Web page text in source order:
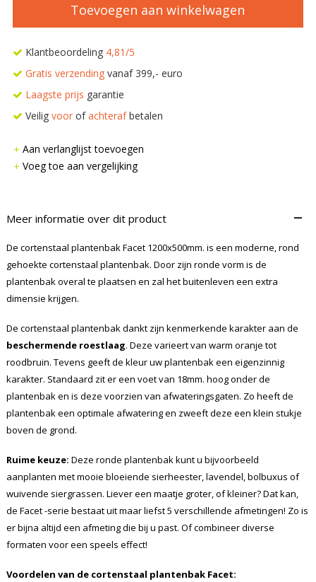
Toevoegen aan winkelwagen
Klantbeoordeling 4,81/5
Gratis verzendingvanaf 399,- euro
Laagste prijs garantie
Veilig voorofachterafbetalen
Aan verlanglijst toevoegen
Voeg toe aan vergelijking
Meer informatie over dit product –
De cortenstaal plantenbak Facet 1200x500mm. is een moderne, rond
gehoekte cortenstaal plantenbak. Door zijn ronde vorm is de
plantenbak overal te plaatsen en zal het buitenleven een extra
dimensie krijgen.
De cortenstaal plantenbak dankt zijn kenmerkende karakter aan de
beschermende roestlaag. Deze varieert van warm oranje tot
roodbruin. Tevens geeft de kleur uw plantenbak een eigenzinnig
karakter. Standaard zit er een voet van 18mm. hoog onder de
plantenbak en is deze voorzien van afwateringsgaten. Zo heeft de
plantenbak een optimale afwatering en zweeft deze een klein stukje
boven de grond.
Ruime keuze: Deze ronde plantenbak kunt u bijvoorbeeld
aanplanten met mooie bloeiende sierheester, lavendel, bolbuxus of
wuivende siergrassen. Liever een maatje groter, of kleiner? Dat kan,
de Facet -serie bestaat uit maar liefst 5 verschillende afmetingen! Zo is
er bijna altijd een afmeting die bij u past. Of combineer diverse
formaten voor een speels effect!
Voordelen van de cortenstaal plantenbak Facet: